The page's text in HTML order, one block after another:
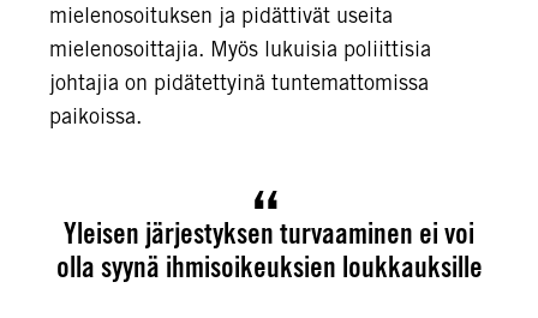
mielenosoituksen ja pidättivät useita
mielenosoittajia. Myös lukuisia poliittisia
johtajia on pidätettyinä tuntemattomissa
paikoissa.
Yleisen järjestyksen turvaaminen ei voi
olla syynä ihmisoikeuksien loukkauksille